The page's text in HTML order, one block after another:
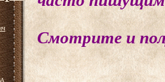
Смотрите и